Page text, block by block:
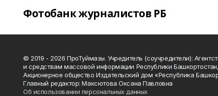
Фотобанк журналистов РБ
© 2019 - 2026 ПроТуймазы. Учредитель (соучредители):
и средствам массовой информации Республики Башкортостан,
Акционерное общество Издательский дом «Республика
Главный редактор: Максютова Оксана Павловна
Об использовании персональных данных